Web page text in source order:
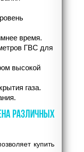
время.
ГВС для
высокой
газа.
РАЗЛИЧНЫХ
купить